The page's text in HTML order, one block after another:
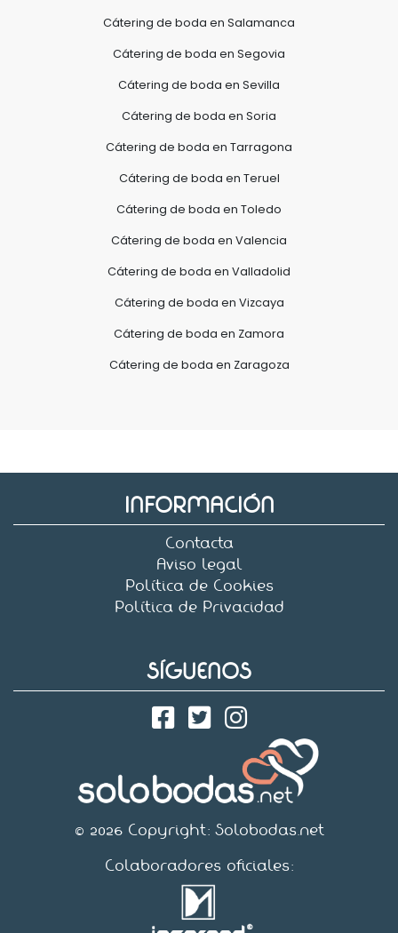
Cátering de boda en Salamanca
Cátering de boda en Segovia
Cátering de boda en Sevilla
Cátering de boda en Soria
Cátering de boda en Tarragona
Cátering de boda en Teruel
Cátering de boda en Toledo
Cátering de boda en Valencia
Cátering de boda en Valladolid
Cátering de boda en Vizcaya
Cátering de boda en Zamora
Cátering de boda en Zaragoza
INFORMACIÓN
Contacta
Aviso legal
Política de Cookies
Política de Privacidad
SÍGUENOS
© 2026 Copyright: Solobodas.net
Colaboradores oficiales: